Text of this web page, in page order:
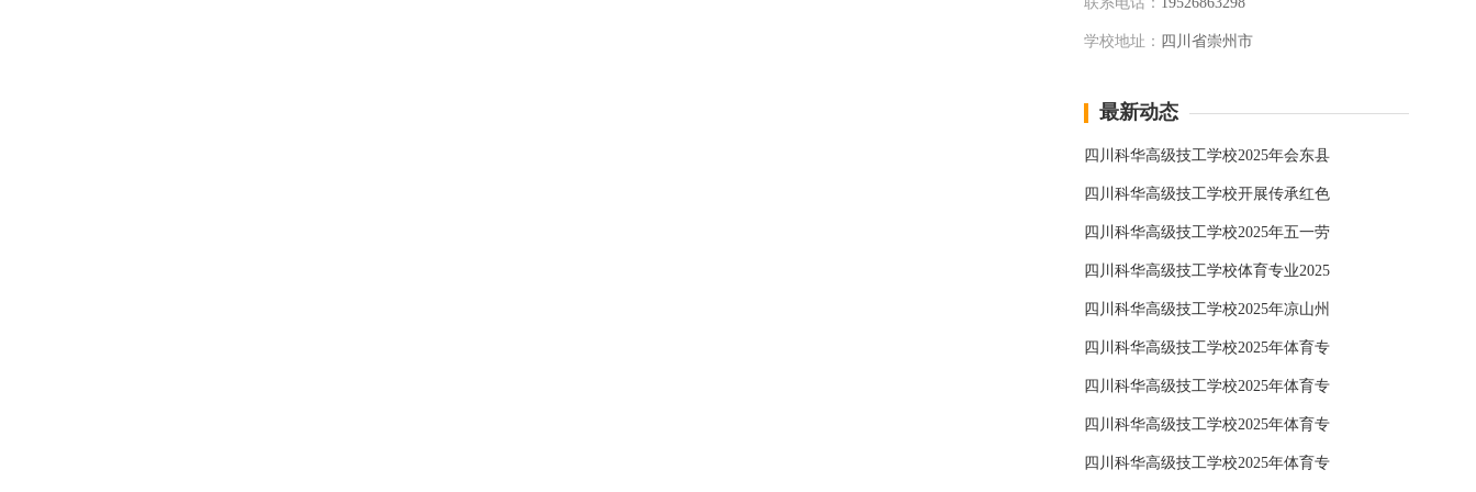
学校地址： 四川省崇州市
最新动态
四川科华高级技工学校2025年会东县
四川科华高级技工学校开展传承红色
四川科华高级技工学校2025年五一劳
四川科华高级技工学校体育专业2025
四川科华高级技工学校2025年凉山州
四川科华高级技工学校2025年体育专
四川科华高级技工学校2025年体育专
四川科华高级技工学校2025年体育专
四川科华高级技工学校2025年体育专